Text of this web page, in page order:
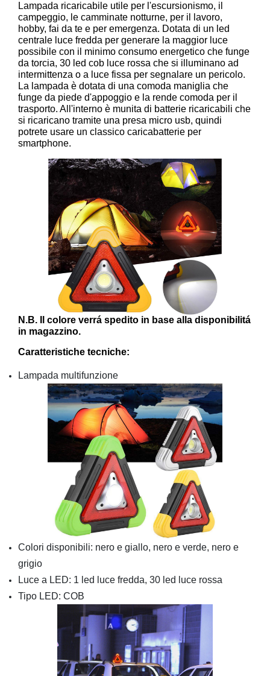
Lampada ricaricabile utile per l'escursionismo, il
campeggio, le camminate notturne, per il lavoro,
hobby, fai da te e per emergenza. Dotata di un led
centrale luce fredda per generare la maggior luce
possibile con il minimo consumo energetico che funge
da torcia, 30 led cob luce rossa che si illuminano ad
intermittenza o a luce fissa per segnalare un pericolo.
La lampada è dotata di una comoda maniglia che
funge da piede d'appoggio e la rende comoda per il
trasporto. All'interno è munita di batterie ricaricabili che
si ricaricano tramite una presa micro usb, quindi
potrete usare un classico caricabatterie per
smartphone.
N.B. Il colore verrá spedito in base alla disponibilitá
in magazzino.
Caratteristiche tecniche:
Lampada multifunzione
Colori disponibili: nero e giallo, nero e verde, nero e
grigio
Luce a LED: 1 led luce fredda, 30 led luce rossa
Tipo LED: COB